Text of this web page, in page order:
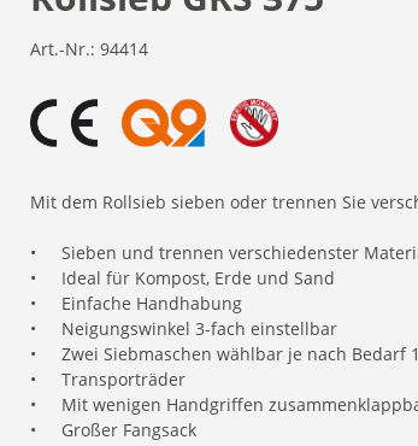
Art.-Nr.: 94414
Mit dem Rollsieb sieben oder trennen Sie
•
Sieben und trennen verschiedenster
•
Ideal für Kompost, Erde und Sand
•
Einfache Handhabung
•
Neigungswinkel 3-fach einstellbar
•
Zwei Siebmaschen wählbar je nach Bedarf
•
Transporträder
•
Mit wenigen Handgriffen
•
Großer Fangsack